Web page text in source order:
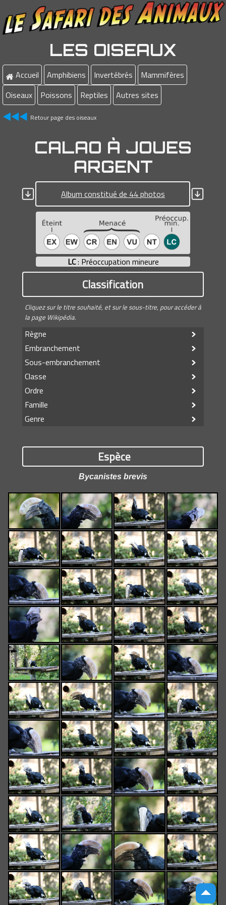
LES OISEAUX
Accueil Amphibiens Invertébrés
Mammifères
Oiseaux
Poissons Reptiles Autres sites
Retour page des oiseaux
CALAO À JOUES
ARGENT
Album constitué de 44 photos
LC: Préoccupation mineure
Classification
Cliquez sur le titre souhaité, et sur le sous-titre, pour accéder à
la page Wikipédia.
Règne
Embranchement
Sous-embranchement
Classe
Ordre
Famille
Genre
Espèce
Bycanistes brevis